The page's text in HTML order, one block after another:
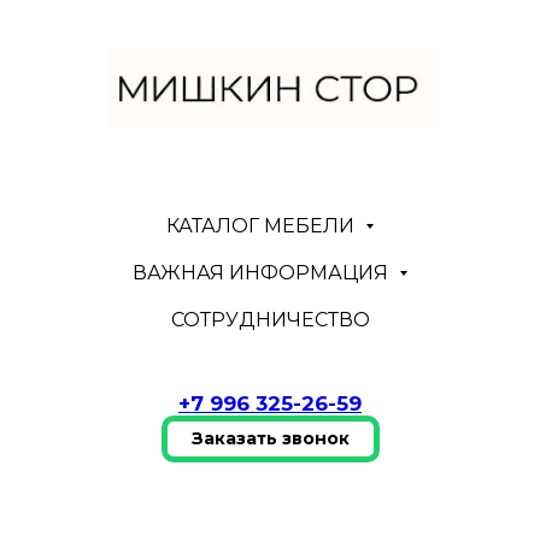
КАТАЛОГ МЕБЕЛИ
ВАЖНАЯ ИНФОРМАЦИЯ
СОТРУДНИЧЕСТВО
+7 996 325-26-59
Заказать звонок